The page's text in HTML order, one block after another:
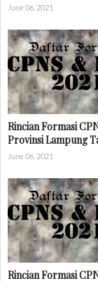
June 06, 2021
Rincian Formasi
Provinsi Lampung
June 06, 2021
Rincian Formasi